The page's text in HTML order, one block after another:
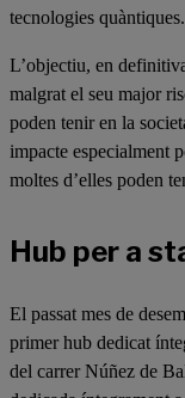
tecnologies quàntiques.
L’objectiu, en
malgrat el seu major
poden tenir en la
impacte especialment
moltes d’elles poden
Hub per a
El passat mes de
primer hub dedicat
del carrer Núñez de